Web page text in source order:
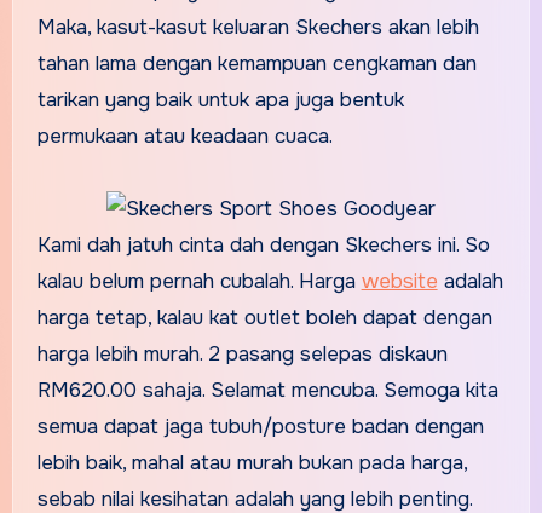
Maka, kasut-kasut keluaran Skechers akan lebih
tahan lama dengan kemampuan cengkaman dan
tarikan yang baik untuk apa juga bentuk
permukaan atau keadaan cuaca.
Kami dah jatuh cinta dah dengan Skechers ini. So
kalau belum pernah cubalah. Harga website adalah
harga tetap, kalau kat outlet boleh dapat dengan
harga lebih murah. 2 pasang selepas diskaun
RM620.00 sahaja. Selamat mencuba. Semoga kita
semua dapat jaga tubuh/posture badan dengan
lebih baik, mahal atau murah bukan pada harga,
sebab nilai kesihatan adalah yang lebih penting.